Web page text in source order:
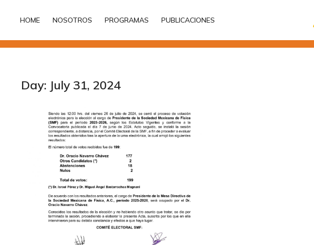
HOME NOSOTROS PROGRAMAS PUBLICACIONES
Day: July 31, 2024